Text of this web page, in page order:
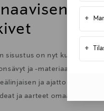
+
+
sisustus on nyt kutsuva ja
ja -materiaalit sekä
ja ajattoman
ja aarteet omaan kotiisi.